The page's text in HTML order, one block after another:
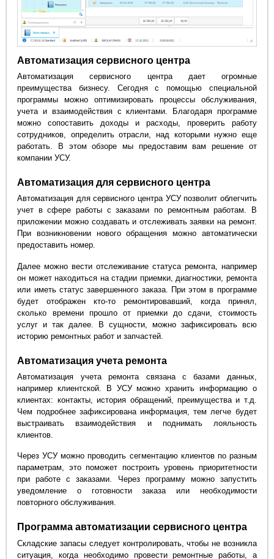
Автоматизация сервисного центра
Автоматизация сервисного центра дает огромные
преимущества бизнесу. Сегодня с помощью специальной
программы можно оптимизировать процессы обслуживания,
учета и взаимодействия с клиентами. Благодаря программе
можно сопоставить доходы и расходы, проверить работу
сотрудников, определить отрасли, над которыми нужно еще
работать. В этом обзоре мы предоставим вам решение от
компании УСУ.
Автоматизация для сервисного центра
Автоматизация для сервисного центра УСУ позволит облегчить
учет в сфере работы с заказами по ремонтным работам. В
приложении можно создавать и отслеживать заявки на ремонт.
При возникновении нового обращения можно автоматически
предоставить номер.
Далее можно вести отслеживание статуса ремонта, например
он может находиться на стадии приемки, диагностики, ремонта
или иметь статус завершенного заказа. При этом в программе
будет отображен кто-то ремонтировавший, когда принял,
сколько времени прошло от приемки до сдачи, стоимость
услуг и так далее. В сущности, можно зафиксировать всю
историю ремонтных работ и запчастей.
Автоматизация учета ремонта
Автоматизация учета ремонта связана с базами данных,
например клиентской. В УСУ можно хранить информацию о
клиентах: контакты, история обращений, преимущества и т.д.
Чем подробнее зафиксирована информация, тем легче будет
выстраивать взаимодействия и поднимать лояльность
клиентов.
Через УСУ можно проводить сегментацию клиентов по разным
параметрам, это поможет построить уровень приоритетности
при работе с заказами. Через программу можно запустить
уведомление о готовности заказа или необходимости
повторного обслуживания.
Программа автоматизации сервисного центра
Складские запасы следует контролировать, чтобы не возникла
ситуация, когда необходимо провести ремонтные работы, а